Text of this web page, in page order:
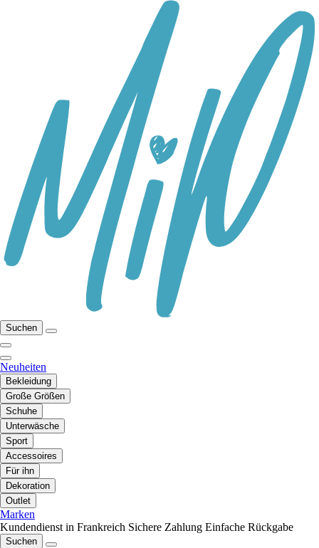
Suchen
Neuheiten
Bekleidung
Große Größen
Schuhe
Unterwäsche
Sport
Accessoires
Für ihn
Dekoration
Outlet
Marken
Kundendienst in Frankreich Sichere Zahlung Einfache Rückgabe
Suchen